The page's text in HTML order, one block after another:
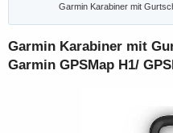
Garmin Karabiner mit
Garmin Karabiner mit
Garmin GPSMap H1/